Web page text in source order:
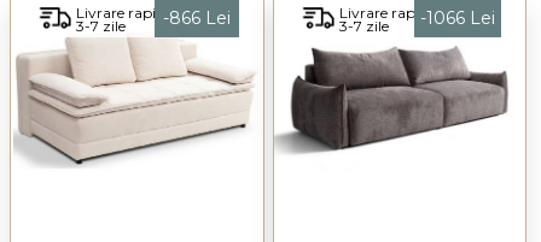
Livrare rapida
3-7 zile -866 Lei Livrare rapida
3-7 zile -1066 Lei